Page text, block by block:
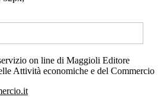
on line di Maggioli Editore
Attività economiche e del Commercio